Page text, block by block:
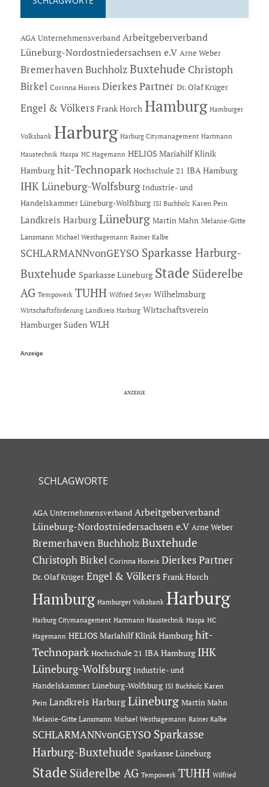
AGA Unternehmensverband Arbeitgeberverband
Lüneburg-Nordostniedersachsen e.V Arne Weber
Bremerhaven Buchholz Buxtehude Christoph
Birkel Corinna Horeis Dierkes Partner Dr. Olaf Krüger
Engel & Völkers Frank Horch Hamburg Hamburger
Volksbank Harburg Harburg Citymanagement Hartmann
Haustechnik Haspa HC Hagemann HELIOS Mariahilf Klinik
Hamburg hit-Technopark Hochschule 21 IBA Hamburg
IHK Lüneburg-Wolfsburg Industrie- und
Handelskammer Lüneburg-Wolfsburg ISI Buchholz Karen Pein
Landkreis Harburg Lüneburg Martin Mahn Melanie-Gitte
Lansmann Michael Westhagemann Rainer Kalbe
SCHLARMANNvonGEYSO Sparkasse Harburg-
Buxtehude Sparkasse Lüneburg Stade Süderelbe
AG Tempowerk TUHH Wilfried Seyer Wilhelmsburg
Wirtschaftsförderung Landkreis Harburg Wirtschaftsverein
Hamburger Süden WLH
Anzeige
SCHLAGWORTE
AGA Unternehmensverband Arbeitgeberverband
Lüneburg-Nordostniedersachsen e.V Arne Weber
Bremerhaven Buchholz Buxtehude
Christoph Birkel Corinna Horeis Dierkes Partner
Dr. Olaf Krüger Engel & Völkers Frank Horch
Hamburg Hamburger Volksbank Harburg
Harburg Citymanagement Hartmann Haustechnik Haspa HC
Hagemann HELIOS Mariahilf Klinik Hamburg hit-
Technopark Hochschule 21 IBA Hamburg IHK
Lüneburg-Wolfsburg Industrie- und
Handelskammer Lüneburg-Wolfsburg ISI Buchholz Karen
Pein Landkreis Harburg Lüneburg Martin Mahn
Melanie-Gitte Lansmann Michael Westhagemann Rainer Kalbe
SCHLARMANNvonGEYSO Sparkasse
Harburg-Buxtehude Sparkasse Lüneburg
Stade Süderelbe AG Tempowerk TUHH Wilfried